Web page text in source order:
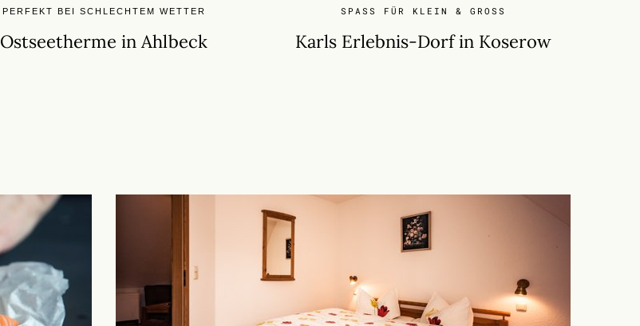
PERFEKT BEI SCHLECHTEM WETTER
Ostseetherme in Ahlbeck
SPASS FÜR KLEIN & GROSS
Karls Erlebnis-Dorfin Koserow